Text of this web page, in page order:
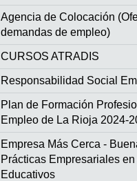
Agencia de Colocación
demandas de empleo)
CURSOS ATRADIS
Responsabilidad Social
Plan de Formación
Empleo de La Rioja 2024-
Empresa Más Cerca -
Prácticas Empresariales
Educativos